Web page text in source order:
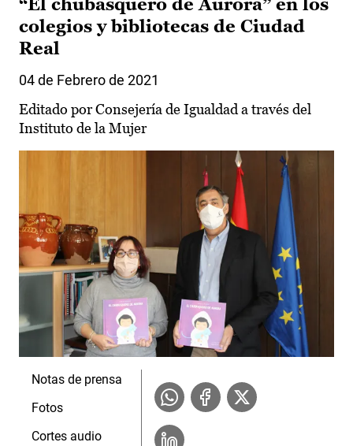
“El chubasquero de Aurora” en los
colegios y bibliotecas de Ciudad
Real
04 de Febrero de 2021
Editado por Consejería de Igualdad a través del
Instituto de la Mujer
Notas de prensa
Fotos
Cortes audio